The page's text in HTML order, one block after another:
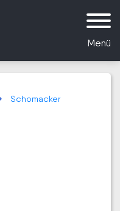
Menü
Schomacker